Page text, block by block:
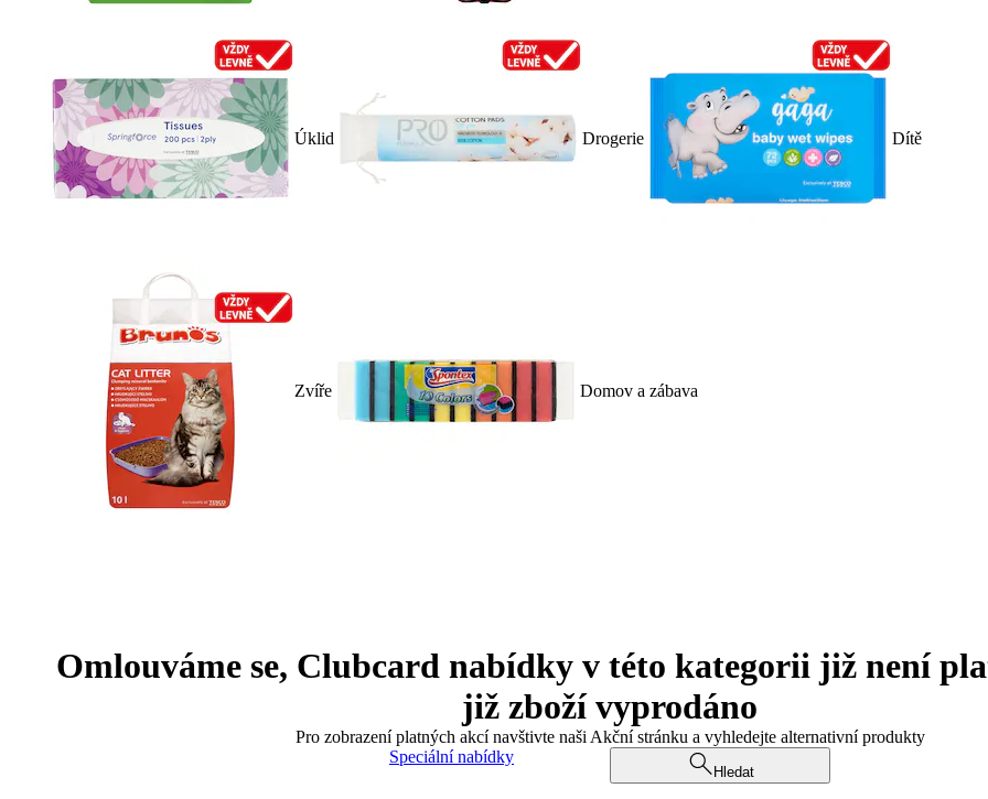
Úklid Drogerie Dítě
Zvíře Domov a zábava
Omlouváme se, Clubcard nabídky v této kategorii již není
již zboží vyprodáno
Pro zobrazení platných akcí navštivte naši Akční stránku a vyhledejte alternativní produkty
Speciální nabídky
Hledat